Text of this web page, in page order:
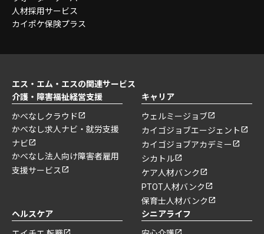
人材採用サービス
カイポケ保険プラス
エス・エム・エスの関連サービス
介護・障害福祉経営支援
かべなしクラウド
かべなし求人ナビ・就労支援
ナビ
かべなし法人向け障害者雇用
支援サービス
キャリア
ウェルミージョブ
カイゴジョブエージェント
カイゴジョブアカデミー
シカトル
ケア人材バンク
PTOT人材バンク
保育士人材バンク
ヘルスケア
シニアライフ